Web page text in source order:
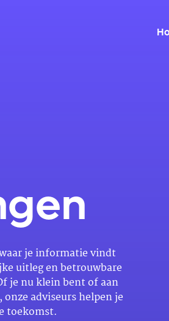
je informatie vindt
uitleg en betrouwbare
je nu klein bent of aan
adviseurs helpen je
toekomst.